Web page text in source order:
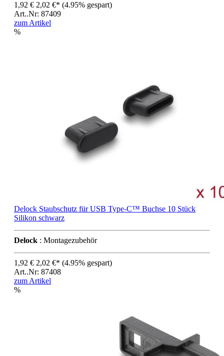
1,92 € 2,02 €* (4.95% gespart)
Art..Nr: 87409
zum Artikel
%
Delock Staubschutz für USB Type-C™ Buchse 10 Stück
Silikon schwarz
Delock : Montagezubehör
1,92 € 2,02 €* (4.95% gespart)
Art..Nr: 87408
zum Artikel
%